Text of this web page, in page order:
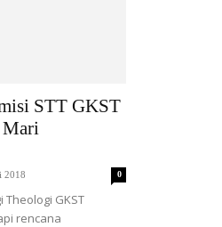
STT GKST
Mari
2018 0
GKST
rencana